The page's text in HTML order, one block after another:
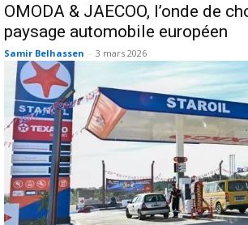
OMODA & JAECOO, l’onde de
paysage automobile européen
Samir Belhassen - 3 mars 2026